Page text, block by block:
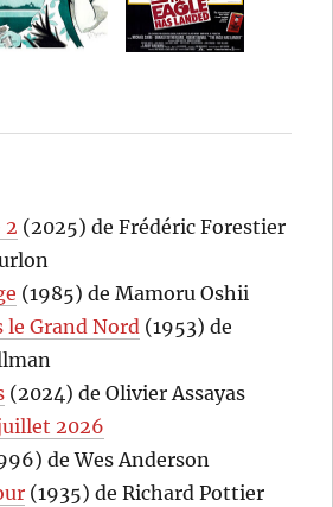
2 (2025) de Frédéric Forestier
(1985) de Mamoru Oshii
le Grand Nord (1953) de
(2024) de Olivier Assayas
2026
de Wes Anderson
(1935) de Richard Pottier